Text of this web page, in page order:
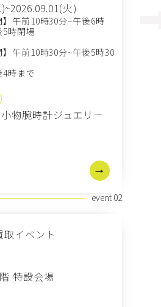
火)
】午前10時30分~午後6時
時閉場
】午前10時30分~午後5時30
時まで
物腕時計ジュエリー
event 02
イベント
特設会場